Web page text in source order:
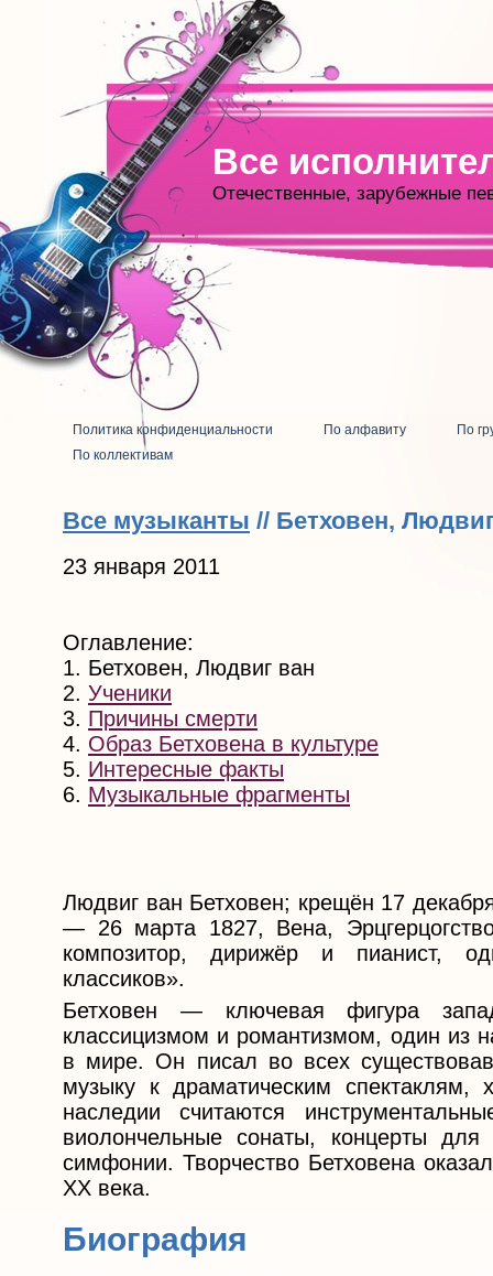
Все
Отечественные, зарубежные
Политика конфиденциальности По алфавиту
По
По коллективам
Все музыканты // Бетховен,
23 января 2011
Оглавление:
1. Бетховен, Людвиг ван
2. Ученики
3. Причины смерти
4. Образ Бетховена в культуре
5. Интересные факты
6. Музыкальные фрагменты
Людвиг ван Бетховен; крещён 17
— 26 марта 1827, Вена,
композитор, дирижёр и пианист,
классиков».
Бетховен — ключевая фигура
классицизмом и романтизмом, один из
в мире. Он писал во всех
музыку к драматическим
наследии считаются
виолончельные сонаты, концерты
симфонии. Творчество Бетховена
XX века.
Биография